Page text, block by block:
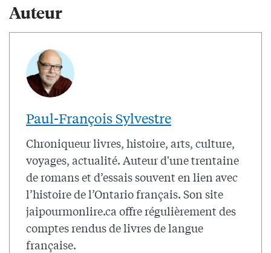
Auteur
Paul-François Sylvestre
Chroniqueur livres, histoire, arts, culture,
voyages, actualité. Auteur d'une trentaine
de romans et d’essais souvent en lien avec
l’histoire de l’Ontario français. Son site
jaipourmonlire.ca offre régulièrement des
comptes rendus de livres de langue
française.